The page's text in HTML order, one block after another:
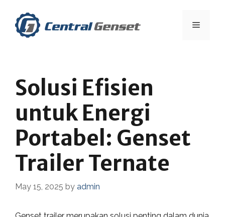
content
Menu
Solusi Efisien
untuk Energi
Portabel: Genset
Trailer Ternate
May 15, 2025 by admin